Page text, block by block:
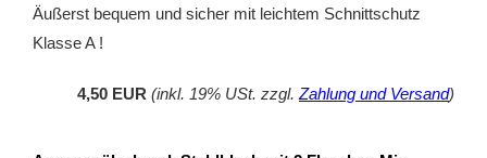
Äußerst bequem und sicher mit leichtem Schnittschutz
Klasse A !
4,50 EUR (inkl. 19% USt. zzgl. Zahlung und Versand)